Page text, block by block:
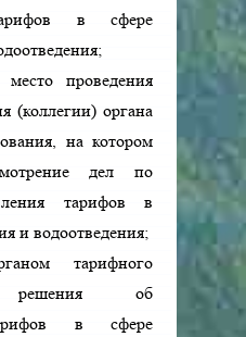
в сфере
проведения
(коллегии) органа
на котором
дел по
тарифов в
и водоотведения;
тарифного
решения об
в сфере